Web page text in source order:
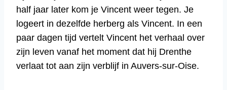
half jaar later kom je Vincent weer tegen. Je
logeert in dezelfde herberg als Vincent. In een
paar dagen tijd vertelt Vincent het verhaal over
zijn leven vanaf het moment dat hij Drenthe
verlaat tot aan zijn verblijf in Auvers-sur-Oise.